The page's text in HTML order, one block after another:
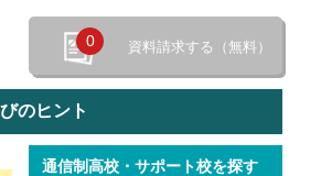
0 資料請求する（無料）
のヒント
通信制高校・サポート校を探す